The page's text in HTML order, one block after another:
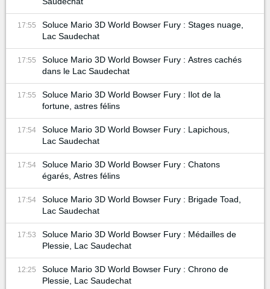
17:55
Soluce Mario 3D World Bowser Fury : Stages nuage,
Lac Saudechat
17:55
Soluce Mario 3D World Bowser Fury : Astres cachés
dans le Lac Saudechat
17:55
Soluce Mario 3D World Bowser Fury : Ilot de la
fortune, astres félins
17:54
Soluce Mario 3D World Bowser Fury : Lapichous,
Lac Saudechat
17:54
Soluce Mario 3D World Bowser Fury : Chatons
égarés, Astres félins
17:54
Soluce Mario 3D World Bowser Fury : Brigade Toad,
Lac Saudechat
17:53
Soluce Mario 3D World Bowser Fury : Médailles de
Plessie, Lac Saudechat
12:25
Soluce Mario 3D World Bowser Fury : Chrono de
Plessie, Lac Saudechat